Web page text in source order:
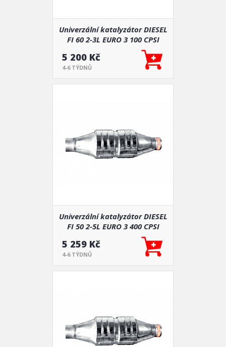
Univerzální katalyzátor DIESEL
FI 60 2-3L EURO 3 100 CPSI
5 200 Kč
4-6 TÝDNŮ
Univerzální katalyzátor DIESEL
FI 50 2-5L EURO 3 400 CPSI
5 259 Kč
4-6 TÝDNŮ